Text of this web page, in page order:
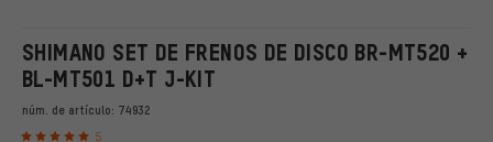
SHIMANO SET DE FRENOS DE DISCO BR-MT520 +
BL-MT501 D+T J-KIT
núm. de artículo: 74932
5